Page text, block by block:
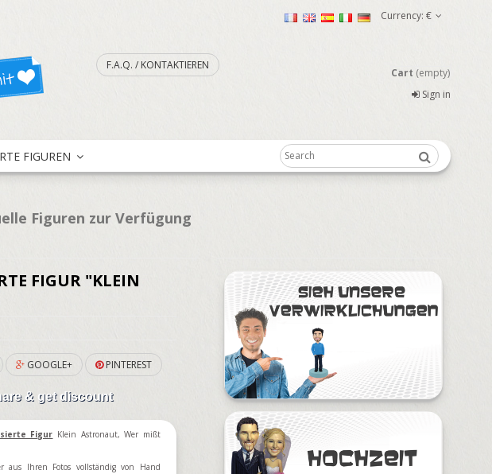
Currency: €
F.A.Q. / KONTAKTIEREN
Cart (empty)
Sign in
FIGUREN
Figuren zur Verfügung
FIGUR "KLEIN
GOOGLE+ PINTEREST
& get discount
Figur Klein Astronaut, Wer mißt
aus Ihren Fotos vollständig von Hand